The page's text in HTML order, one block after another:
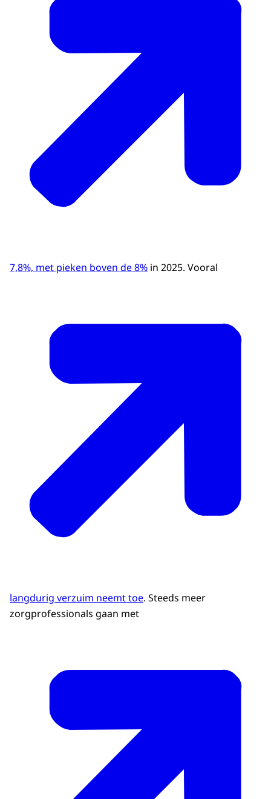
7,8%, met pieken boven de 8% in 2025. Vooral
langdurig verzuim neemt toe. Steeds meer
zorgprofessionals gaan met